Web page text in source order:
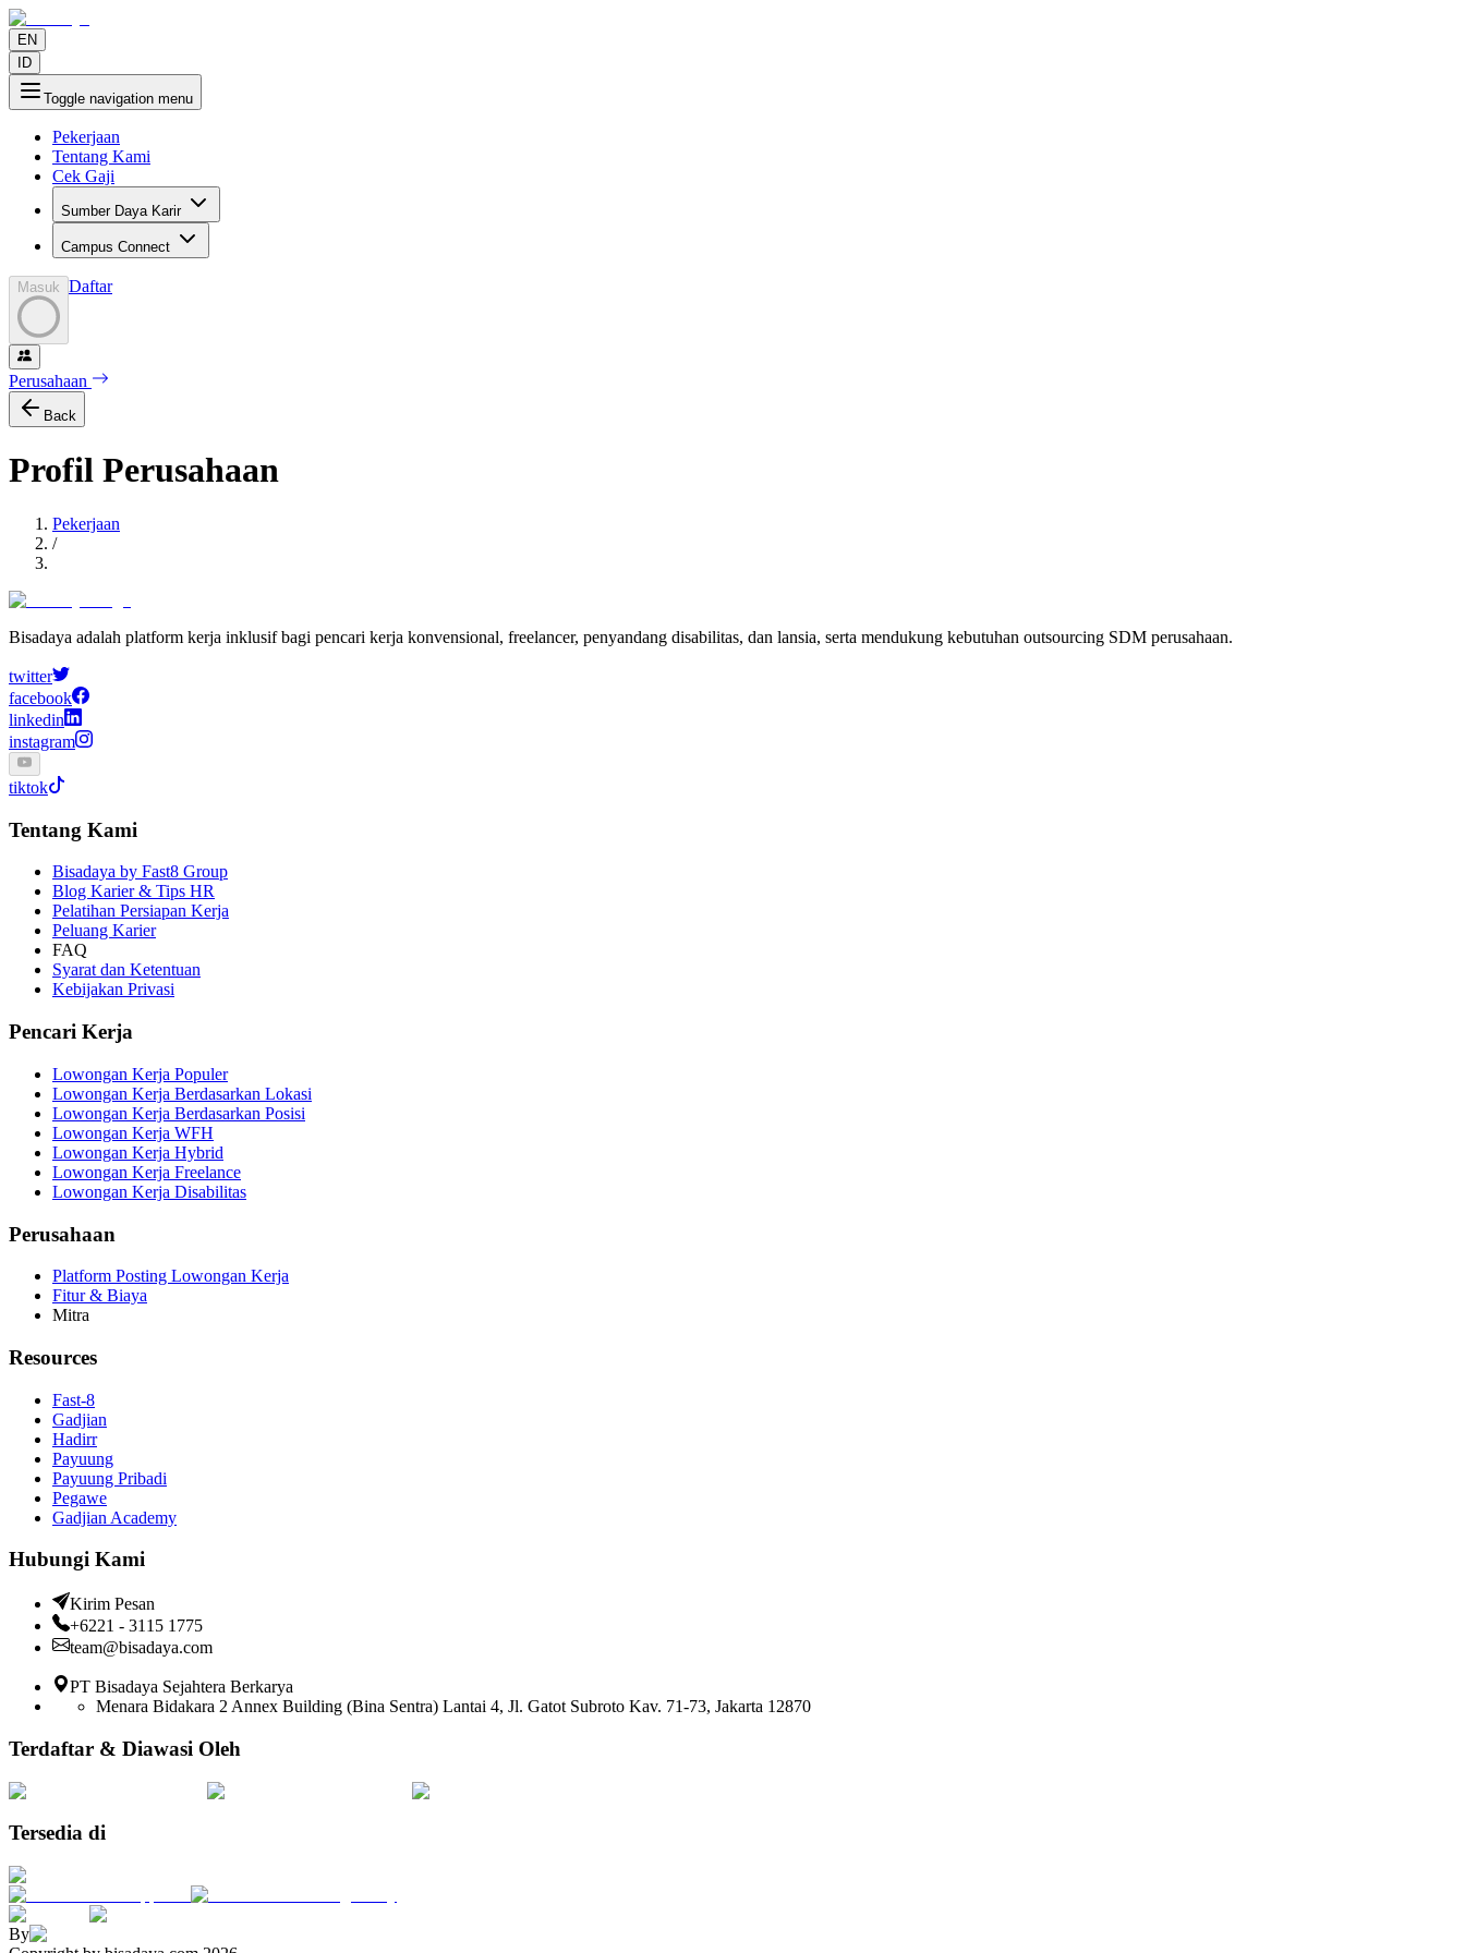
EN
ID
Toggle navigation menu
Pekerjaan
Tentang Kami
Cek Gaji
Sumber Daya Karir
Campus Connect
Masuk Daftar
Perusahaan
Back
Profil Perusahaan
Pekerjaan
/
Bisadaya adalah platform kerja inklusif bagi pencari kerja konvensional, freelancer, penyandang disabilitas, dan lansia, serta mendukung kebutuhan outsourcing SDM perusahaan.
twitter
facebook
linkedin
instagram
tiktok
Tentang Kami
Bisadaya by Fast8 Group
Blog Karier & Tips HR
Pelatihan Persiapan Kerja
Peluang Karier
FAQ
Syarat dan Ketentuan
Kebijakan Privasi
Pencari Kerja
Lowongan Kerja Populer
Lowongan Kerja Berdasarkan Lokasi
Lowongan Kerja Berdasarkan Posisi
Lowongan Kerja WFH
Lowongan Kerja Hybrid
Lowongan Kerja Freelance
Lowongan Kerja Disabilitas
Perusahaan
Platform Posting Lowongan Kerja
Fitur & Biaya
Mitra
Resources
Fast-8
Gadjian
Hadirr
Payuung
Payuung Pribadi
Pegawe
Gadjian Academy
Hubungi Kami
Kirim Pesan
+6221 - 3115 1775
team@bisadaya.com
PT Bisadaya Sejahtera Berkarya
Menara Bidakara 2 Annex Building (Bina Sentra) Lantai 4, Jl. Gatot Subroto Kav. 71-73, Jakarta 12870
Terdaftar & Diawasi Oleh
Tersedia di
By